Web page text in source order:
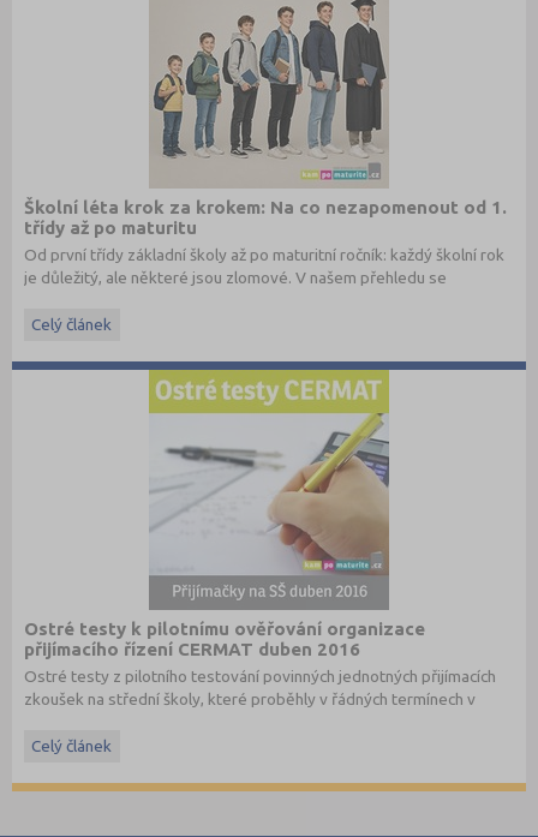
Školní léta krok za krokem: Na co nezapomenout od 1.
třídy až po maturitu
Od první třídy základní školy až po maturitní ročník: každý školní rok
je důležitý, ale některé jsou zlomové. V našem přehledu se
Celý článek
Ostré testy k pilotnímu ověřování organizace
přijímacího řízení CERMAT duben 2016
Ostré testy z pilotního testování povinných jednotných přijímacích
zkoušek na střední školy, které proběhly v řádných termínech v
Stáhněte si ostré i ilustrační testy
Celý článek